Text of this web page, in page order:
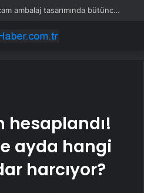
GCA Design Studio’dan cam ambalaj tasarımında bütüncül yaklaşım
hesaplandı!
ayda hangi
harcıyor?